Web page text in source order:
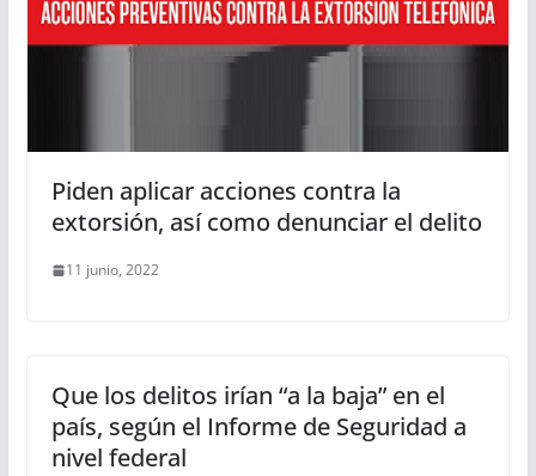
Piden aplicar acciones contra la
extorsión, así como denunciar el delito
11 junio, 2022
Que los delitos irían “a la baja” en el
país, según el Informe de Seguridad a
nivel federal